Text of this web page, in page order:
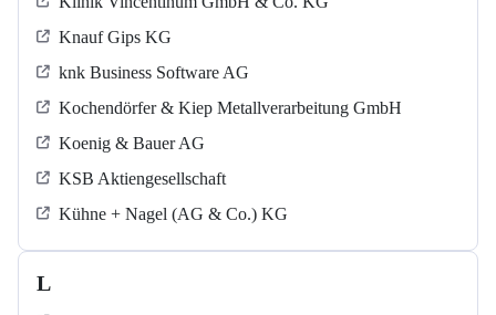
Knauf Gips KG
knk Business Software AG
Kochendörfer & Kiep Metallverarbeitung GmbH
Koenig & Bauer AG
KSB Aktiengesellschaft
Kühne + Nagel (AG & Co.) KG
L